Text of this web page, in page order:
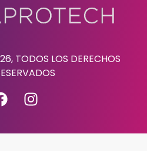
TODOS LOS DERECHOS